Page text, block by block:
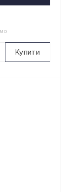
Купити